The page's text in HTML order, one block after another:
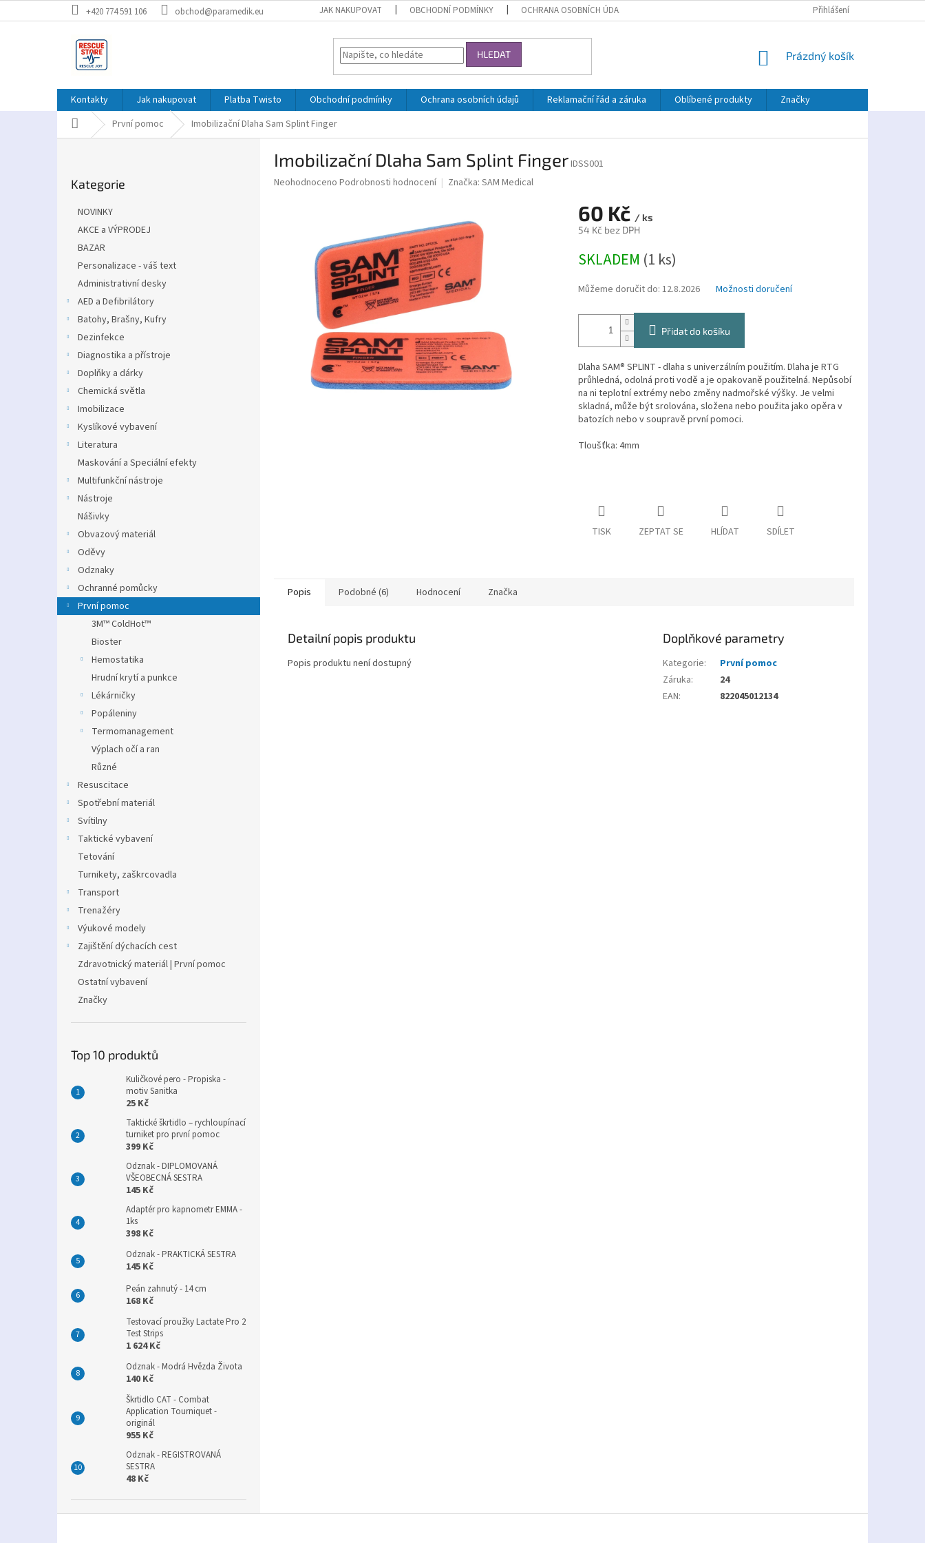
na
+420 774 591 106 obchod@paramedik.eu JAK NAKUPOVAT OBCHODNÍ PODMÍNKY OCHRANA OSOBNÍCH ÚDAJŮ Přihlášení
HLEDAT
NÁKUPNÍ
Prázdný košík
Kontakty Jak nakupovat Platba Twisto Obchodní podmínky Ochrana osobních údajů Reklamační řád a záruka Oblíbené produkty
Značky
Domů První pomoc Imobilizační Dlaha Sam Splint Finger
kategorie
Kategorie
NOVINKY
AKCE a VÝPRODEJ
BAZAR
Personalizace - váš text
Administrativní desky
AED a Defibrilátory
Batohy, Brašny, Kufry
Dezinfekce
Diagnostika a přístroje
Doplňky a dárky
Chemická světla
Imobilizace
Kyslíkové vybavení
Literatura
Maskování a Speciální efekty
Multifunkční nástroje
Nástroje
Nášivky
Obvazový materiál
Oděvy
Odznaky
Ochranné pomůcky
První pomoc
3M™ ColdHot™
Bioster
Hemostatika
Hrudní krytí a punkce
Lékárničky
Popáleniny
Termomanagement
Výplach očí a ran
Různé
Resuscitace
Spotřební materiál
Svítilny
Taktické vybavení
Tetování
Turnikety, zaškrcovadla
Transport
Trenažéry
Výukové modely
Zajištění dýchacích cest
Zdravotnický materiál | První pomoc
Ostatní vybavení
Značky
Top 10 produktů
Kuličkové pero - Propiska -
motiv Sanitka
25 Kč
Taktické škrtidlo – rychloupínací
turniket pro první pomoc
399 Kč
Odznak - DIPLOMOVANÁ
VŠEOBECNÁ SESTRA
145 Kč
Adaptér pro kapnometr EMMA -
1ks
398 Kč
Odznak - PRAKTICKÁ SESTRA
145 Kč
Peán zahnutý - 14 cm
168 Kč
Testovací proužky Lactate Pro 2
Test Strips
1 624 Kč
Odznak - Modrá Hvězda Života
140 Kč
Škrtidlo CAT - Combat
Application Tourniquet -
originál
955 Kč
Odznak - REGISTROVANÁ
SESTRA
48 Kč
Imobilizační Dlaha Sam Splint FingerIDSS001
Průměrné
hvězdiček.
Neohodnoceno Podrobnosti hodnocení Značka: SAM Medical
60 Kč / ks
54 Kč bez DPH
cena:
SKLADEM (1 ks)
Můžeme doručit do: 12.8.2026 Možnosti doručení
Přidat do košíku
Dlaha SAM® SPLINT - dlaha s univerzálním použitím. Dlaha je RTG
průhledná, odolná proti vodě a je opakovaně použitelná. Nepůsobí
na ni teplotní extrémy nebo změny nadmořské výšky. Je velmi
skladná, může být srolována, složena nebo použita jako opěra v
batozích nebo v soupravě první pomoci.
Tloušťka: 4mm
TISK ZEPTAT SE HLÍDAT SDÍLET
Popis Podobné (6) Hodnocení Značka
Detailní popis produktu
Popis produktu není dostupný
Doplňkové parametry
Kategorie:
První pomoc
Záruka:
24
EAN: 822045012134